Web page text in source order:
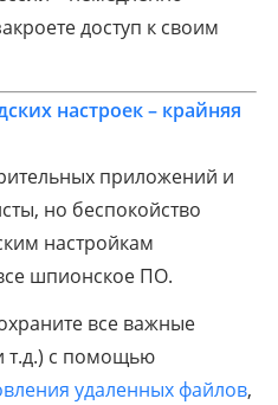
доступ к своим
настроек – крайняя
приложений и
но беспокойство
настройкам
шпионское ПО.
все важные
т.д.) с помощью
удаленных файлов,